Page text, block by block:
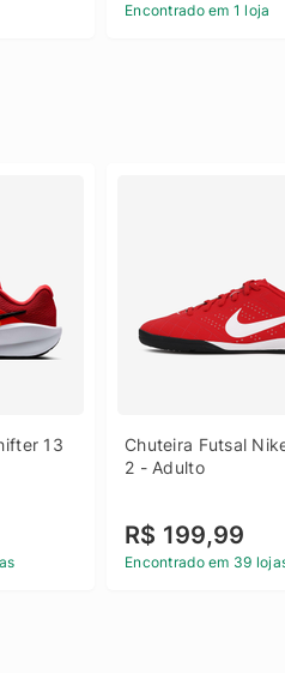
Encontrado em 1 loja
13
Chuteira Futsal
2 - Adulto
R$ 199,99
Encontrado em 39